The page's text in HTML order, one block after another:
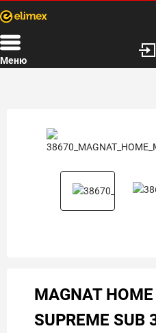
Меню
MAGNAT
SUPREME SUB